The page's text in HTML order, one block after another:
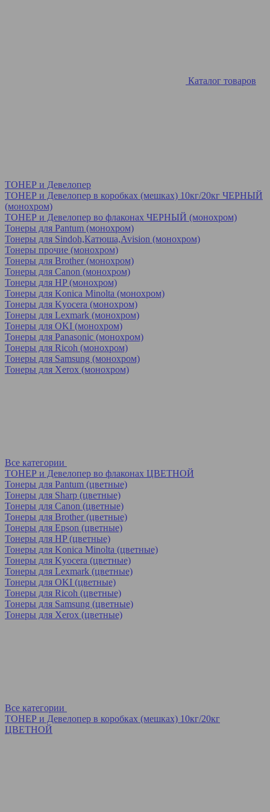
Каталог товаров
ТОНЕР и Девелопер
ТОНЕР и Девелопер в коробках (мешках) 10кг/20кг ЧЕРНЫЙ
(монохром)
ТОНЕР и Девелопер во флаконах ЧЕРНЫЙ (монохром)
Тонеры для Pantum (монохром)
Тонеры для Sindoh,Катюша,Avision (монохром)
Тонеры прочие (монохром)
Тонеры для Brother (монохром)
Тонеры для Canon (монохром)
Тонеры для HP (монохром)
Тонеры для Konica Minolta (монохром)
Тонеры для Kyocera (монохром)
Тонеры для Lexmark (монохром)
Тонеры для OKI (монохром)
Тонеры для Panasonic (монохром)
Тонеры для Ricoh (монохром)
Тонеры для Samsung (монохром)
Тонеры для Xerox (монохром)
Все категории
ТОНЕР и Девелопер во флаконах ЦВЕТНОЙ
Тонеры для Pantum (цветные)
Тонеры для Sharp (цветные)
Тонеры для Canon (цветные)
Тонеры для Brother (цветные)
Тонеры для Epson (цветные)
Тонеры для HP (цветные)
Тонеры для Konica Minolta (цветные)
Тонеры для Kyocera (цветные)
Тонеры для Lexmark (цветные)
Тонеры для OKI (цветные)
Тонеры для Ricoh (цветные)
Тонеры для Samsung (цветные)
Тонеры для Xerox (цветные)
Все категории
ТОНЕР и Девелопер в коробках (мешках) 10кг/20кг
ЦВЕТНОЙ